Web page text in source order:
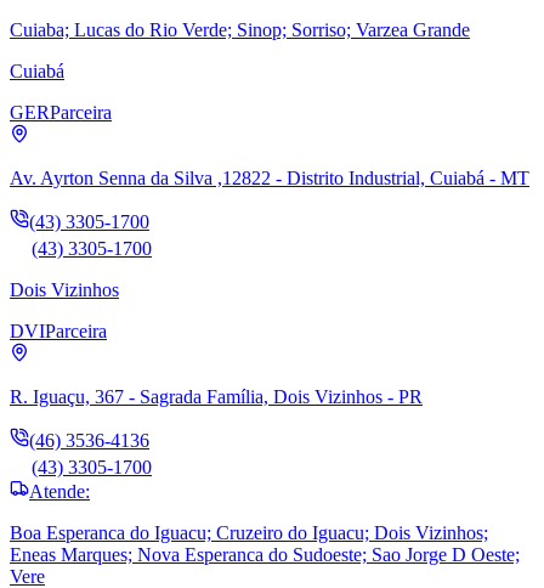
Cuiaba; Lucas do Rio Verde; Sinop; Sorriso; Varzea Grande
Cuiabá
GERParceira
Av. Ayrton Senna da Silva ,12822 - Distrito Industrial, Cuiabá - MT
(43) 3305-1700
(43) 3305-1700
Dois Vizinhos
DVIParceira
R. Iguaçu, 367 - Sagrada Família, Dois Vizinhos - PR
(46) 3536-4136
(43) 3305-1700
Atende:
Boa Esperanca do Iguacu; Cruzeiro do Iguacu; Dois Vizinhos;
Eneas Marques; Nova Esperanca do Sudoeste; Sao Jorge D Oeste;
Vere